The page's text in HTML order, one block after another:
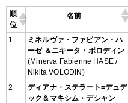
順
位
名前
1
ミネルヴァ・ファビアン・ハ
ーゼ ＆ニキータ・ボロディン
(Minerva Fabienne HASE /
Nikita VOLODIN)
2
ディアナ・ステラート=デュデ
ック＆マキシム・デシャン